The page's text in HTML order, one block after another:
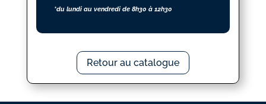
*du lundi au vendredi de 8h30 à 12h30
Retour au catalogue